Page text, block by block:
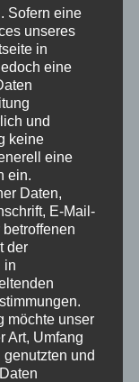
Argument für
meinen,
noch immer
ein eigenes
Sofern eine
unseres
in
eine
und
keine
eine
ein.
Daten,
E-Mail-
der
in
möchte unser
Art, Umfang
und